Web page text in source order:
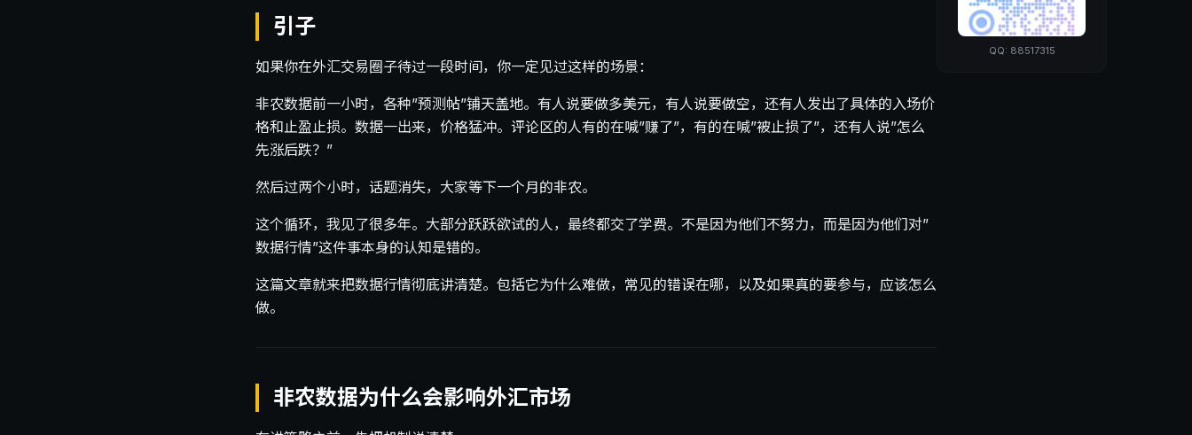
引子
如果你在外汇交易圈子待过一段时间，你一定见过这样的场景：
非农数据前一小时，各种”预测帖”铺天盖地。有人说要做多美元，有人说要做空，还有人发出了具体的入场价
格和止盈止损。数据一出来，价格猛冲。评论区的人有的在喊”赚了”，有的在喊”被止损了”，还有人说”怎么
先涨后跌？”
然后过两个小时，话题消失，大家等下一个月的非农。
这个循环，我见了很多年。大部分跃跃欲试的人，最终都交了学费。不是因为他们不努力，而是因为他们对”
数据行情”这件事本身的认知是错的。
这篇文章就来把数据行情彻底讲清楚。包括它为什么难做，常见的错误在哪，以及如果真的要参与，应该怎么
做。
非农数据为什么会影响外汇市场
QQ: 88517315